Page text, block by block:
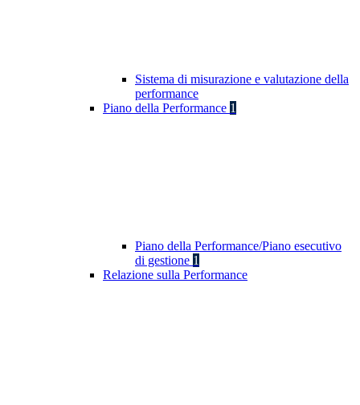
Sistema di misurazione e valutazione della
performance
Piano della Performance 1
Piano della Performance/Piano esecutivo
di gestione 1
Relazione sulla Performance